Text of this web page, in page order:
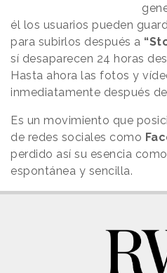
él los usuarios pueden
para subirlos después a
sí desaparecen 24 horas
Hasta ahora las fotos y
inmediatamente después
Es un movimiento que
de redes sociales como
perdido así su esencia
espontánea y sencilla.